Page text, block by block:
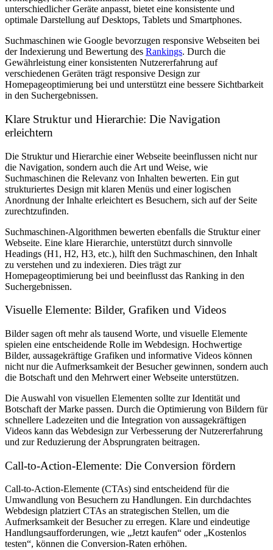
unterschiedlicher Geräte anpasst, bietet eine konsistente und
optimale Darstellung auf Desktops, Tablets und Smartphones.
Suchmaschinen wie Google bevorzugen responsive Webseiten bei
der Indexierung und Bewertung des Rankings. Durch die
Gewährleistung einer konsistenten Nutzererfahrung auf
verschiedenen Geräten trägt responsive Design zur
Homepageoptimierung bei und unterstützt eine bessere Sichtbarkeit
in den Suchergebnissen.
Klare Struktur und Hierarchie: Die Navigation
erleichtern
Die Struktur und Hierarchie einer Webseite beeinflussen nicht nur
die Navigation, sondern auch die Art und Weise, wie
Suchmaschinen die Relevanz von Inhalten bewerten. Ein gut
strukturiertes Design mit klaren Menüs und einer logischen
Anordnung der Inhalte erleichtert es Besuchern, sich auf der Seite
zurechtzufinden.
Suchmaschinen-Algorithmen bewerten ebenfalls die Struktur einer
Webseite. Eine klare Hierarchie, unterstützt durch sinnvolle
Headings (H1, H2, H3, etc.), hilft den Suchmaschinen, den Inhalt
zu verstehen und zu indexieren. Dies trägt zur
Homepageoptimierung bei und beeinflusst das Ranking in den
Suchergebnissen.
Visuelle Elemente: Bilder, Grafiken und Videos
Bilder sagen oft mehr als tausend Worte, und visuelle Elemente
spielen eine entscheidende Rolle im Webdesign. Hochwertige
Bilder, aussagekräftige Grafiken und informative Videos können
nicht nur die Aufmerksamkeit der Besucher gewinnen, sondern auch
die Botschaft und den Mehrwert einer Webseite unterstützen.
Die Auswahl von visuellen Elementen sollte zur Identität und
Botschaft der Marke passen. Durch die Optimierung von Bildern für
schnellere Ladezeiten und die Integration von aussagekräftigen
Videos kann das Webdesign zur Verbesserung der Nutzererfahrung
und zur Reduzierung der Absprungraten beitragen.
Call-to-Action-Elemente: Die Conversion fördern
Call-to-Action-Elemente (CTAs) sind entscheidend für die
Umwandlung von Besuchern zu Handlungen. Ein durchdachtes
Webdesign platziert CTAs an strategischen Stellen, um die
Aufmerksamkeit der Besucher zu erregen. Klare und eindeutige
Handlungsaufforderungen, wie „Jetzt kaufen“ oder „Kostenlos
testen“, können die Conversion-Raten erhöhen.